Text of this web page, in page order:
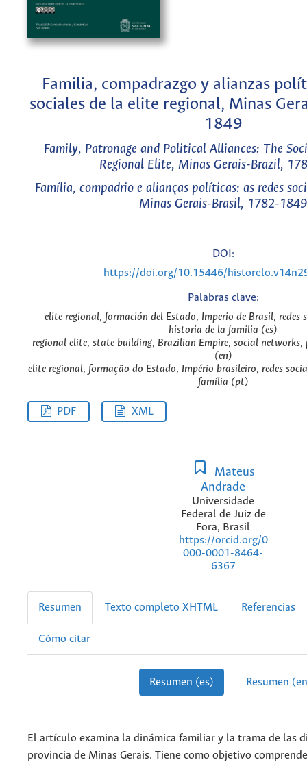
Familia, compadrazgo y alianzas
sociales de la elite regional, Minas
1849
Family, Patronage and Political Alliances: The
Regional Elite, Minas Gerais-Brazil,
Família, compadrio e alianças políticas: as redes
Minas Gerais-Brasil, 1782-1849
DOI:
https://doi.org/10.15446/
Palabras clave:
elite regional, formación del Estado, Imperio de Brasil, redes
historia de la familia (es)
regional elite, state building, Brazilian Empire, social
(en)
elite regional, formação do Estado, Império brasileiro, redes
família (pt)
PDF XML
Mateus
Andrade
Universidade
Federal de Juiz de
Fora, Brasil
https://orcid.org/0
000-0001-8464-
6367
Resumen Texto completo XHTML Referencias
Cómo citar
Resumen (es) Resumen
El artículo examina la dinámica familiar y la trama de las
provincia de Minas Gerais. Tiene como objetivo